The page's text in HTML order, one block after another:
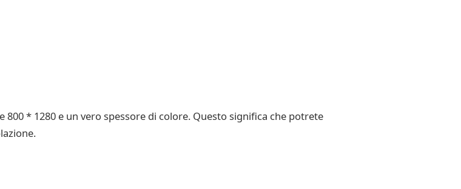
* 1280 e un vero spessore di colore. Questo significa che potrete